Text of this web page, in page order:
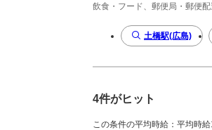
飲食・フード、郵便局・郵便
土橋駅(広島)
4件がヒット
この条件の平均時給：平均時